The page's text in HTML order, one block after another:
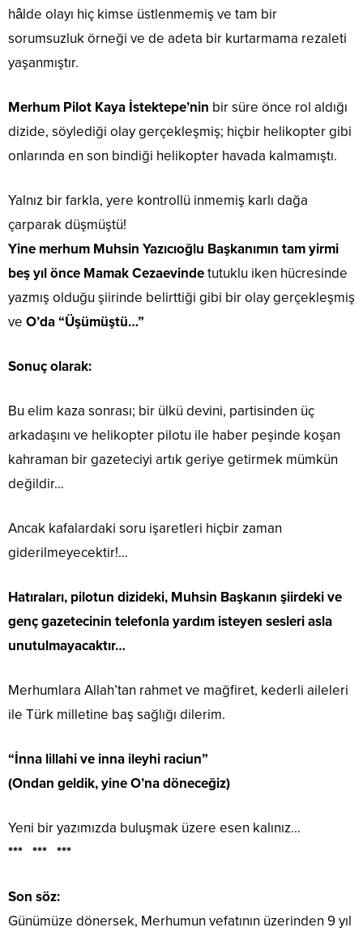
hâlde olayı hiç kimse üstlenmemiş ve tam bir
sorumsuzluk örneği ve de adeta bir kurtarmama rezaleti
yaşanmıştır.
Merhum Pilot Kaya İstektepe’nin bir süre önce rol aldığı
dizide, söylediği olay gerçekleşmiş; hiçbir helikopter gibi
onlarında en son bindiği helikopter havada kalmamıştı.
Yalnız bir farkla, yere kontrollü inmemiş karlı dağa
çarparak düşmüştü!
Yine merhum Muhsin Yazıcıoğlu Başkanımın tam yirmi
beş yıl önce Mamak Cezaevindetutuklu iken hücresinde
yazmış olduğu şiirinde belirttiği gibi bir olay gerçekleşmiş
ve O’da “Üşümüştü…”
Sonuç olarak:
Bu elim kaza sonrası; bir ülkü devini, partisinden üç
arkadaşını ve helikopter pilotu ile haber peşinde koşan
kahraman bir gazeteciyi artık geriye getirmek mümkün
değildir…
Ancak kafalardaki soru işaretleri hiçbir zaman
giderilmeyecektir!…
Hatıraları, pilotun dizideki, Muhsin Başkanın şiirdeki ve
genç gazetecinin telefonla yardım isteyen sesleri asla
unutulmayacaktır…
Merhumlara Allah’tan rahmet ve mağfiret, kederli aileleri
ile Türk milletine baş sağlığı dilerim.
“İnna lillahi ve inna ileyhi raciun”
(Ondan geldik, yine O’na döneceğiz)
Yeni bir yazımızda buluşmak üzere esen kalınız…
*** *** ***
Son söz:
Günümüze dönersek, Merhumun vefatının üzerinden 9 yıl